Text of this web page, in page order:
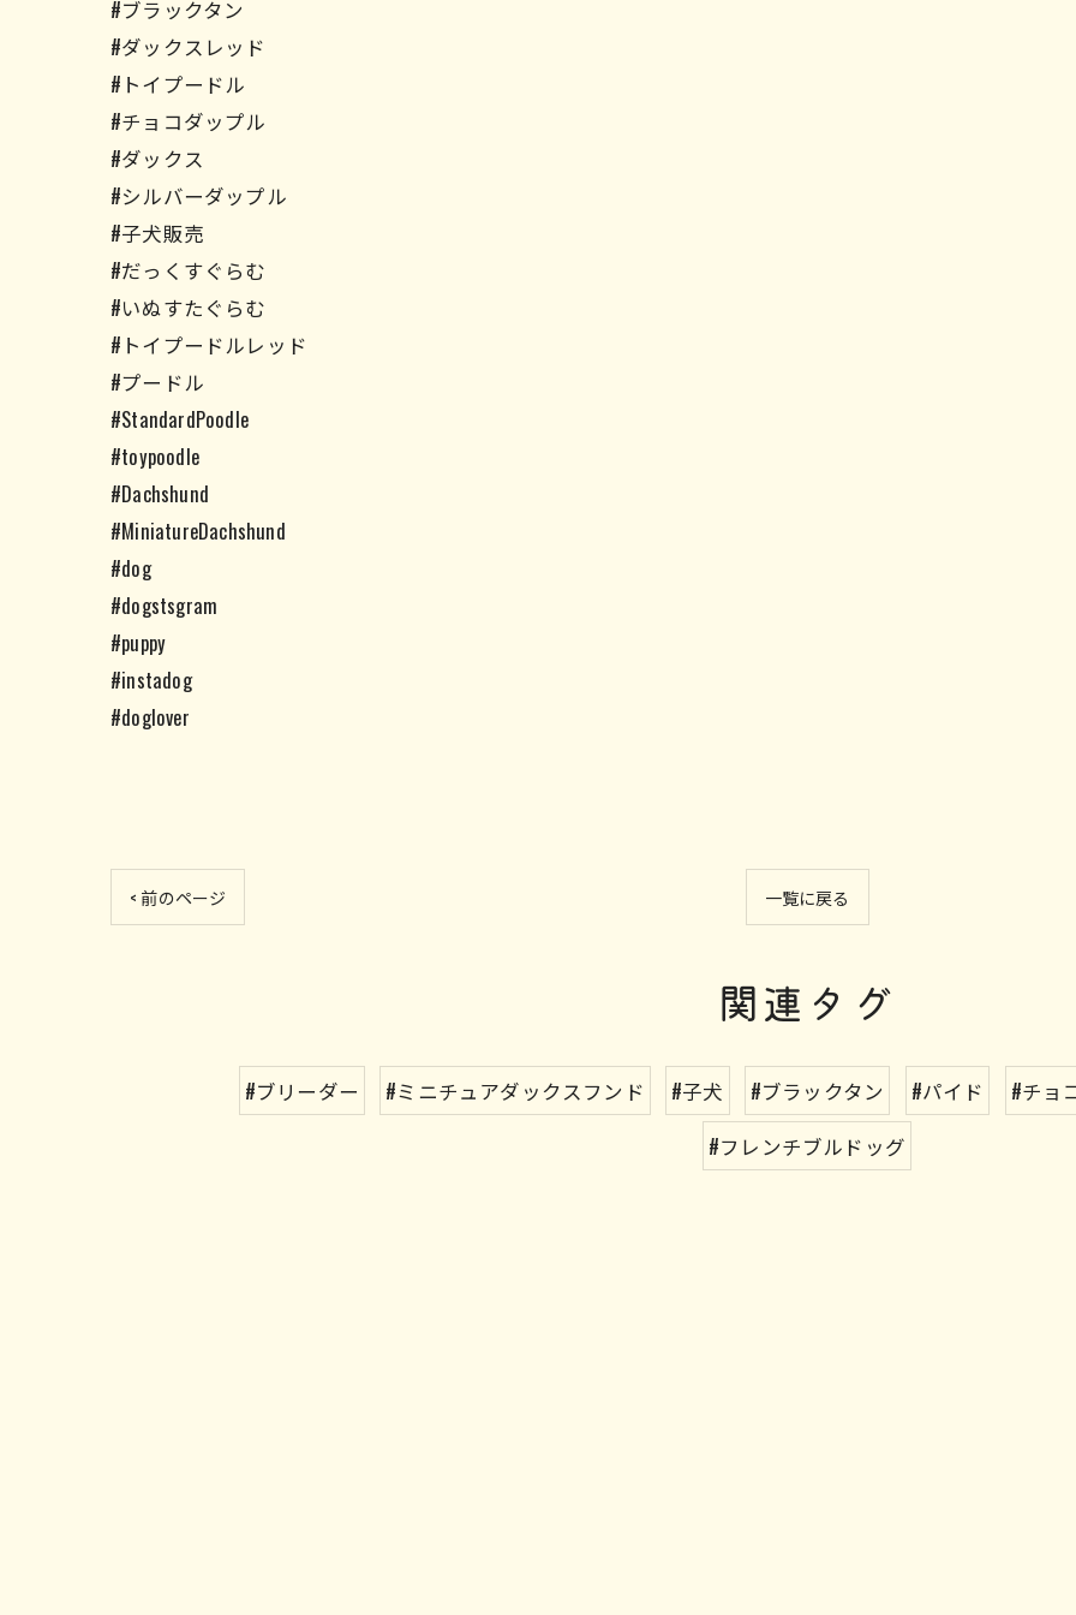
#ブラックタン
#ダックスレッド
#トイプードル
#チョコダップル
#ダックス
#シルバーダップル
#子犬販売
#だっくすぐらむ
#いぬすたぐらむ
#トイプードルレッド
#プードル
#StandardPoodle
#toypoodle
#Dachshund
#MiniatureDachshund
#dog
#dogstsgram
#puppy
#instadog
#doglover
< 前のページ 一覧に戻る
関連タグ
#ブリーダー #ミニチュアダックスフンド #子犬 #ブラックタン #パイド #チョ
#フレンチブルドッグ